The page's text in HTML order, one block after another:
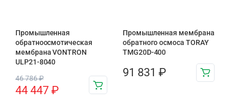
Промышленная
обратноосмотическая
мембрана VONTRON
ULP21-8040
46 786₽
44 447 ₽
Промышленная мембрана
обратного осмоса TORAY
TMG20D-400
91 831 ₽